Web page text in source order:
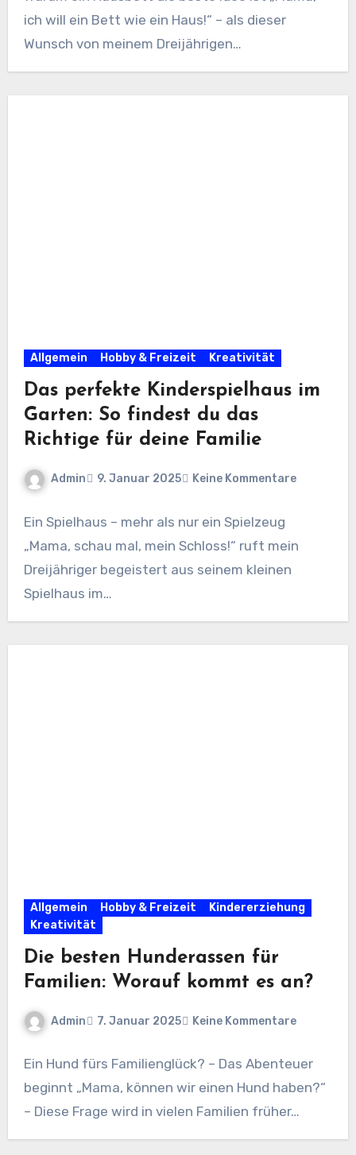
ich will ein Bett wie ein Haus!“ – als dieser
Wunsch von meinem Dreijährigen…
Allgemein Hobby & Freizeit Kreativität
Das perfekte Kinderspielhaus im
Garten: So findest du das
Richtige für deine Familie
Admin 9. Januar 2025 Keine Kommentare
Ein Spielhaus – mehr als nur ein Spielzeug
„Mama, schau mal, mein Schloss!“ ruft mein
Dreijähriger begeistert aus seinem kleinen
Spielhaus im…
Allgemein Hobby & Freizeit
Kindererziehung
Kreativität
Die besten Hunderassen für
Familien: Worauf kommt es an?
Admin 7. Januar 2025 Keine Kommentare
Ein Hund fürs Familienglück? – Das Abenteuer
beginnt „Mama, können wir einen Hund haben?“
– Diese Frage wird in vielen Familien früher…